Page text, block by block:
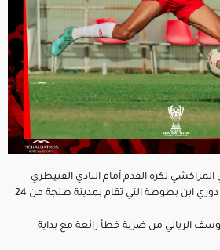
لكرة القدم آمام النادي القنيطري
بهدف لمثله في أولى مباريات دوري ابن بطوطة التي تقام بمدينة طنجة من 24
الرياني من ضربة خطأ رائعة مع بداية